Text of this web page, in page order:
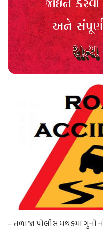
– તળાજા પોલીસ મથકમાં ગુનો